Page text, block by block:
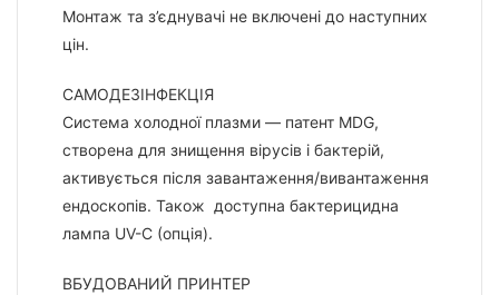
Монтаж та з’єднувачі не включені до наступних
цін.
САМОДЕЗІНФЕКЦІЯ
Система холодної плазми — патент MDG,
створена для знищення вірусів і бактерій,
активується після завантаження/вивантаження
ендоскопів. Також доступна бактерицидна
лампа UV-C (опція).
ВБУДОВАНИЙ ПРИНТЕР